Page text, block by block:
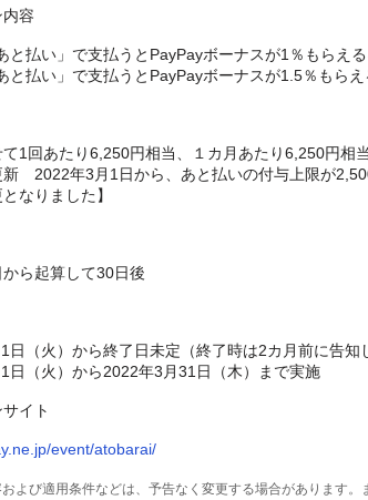
容
払い」で支払うとPayPayボーナスが1％もらえ
払い」で支払うとPayPayボーナスが1.5％もらえ
1回あたり6,250円相当、１カ月あたり6,250円相当
新 2022年3月1日から、あと払いの付与上限が
なりました】
ら起算して30日後
（火）から終了日未定（終了時は2カ月前に告知
（火）から2022年3月31日（木）まで実施
イト
event/atobarai/
よび適用条件などは、予告なく変更する場合があります。